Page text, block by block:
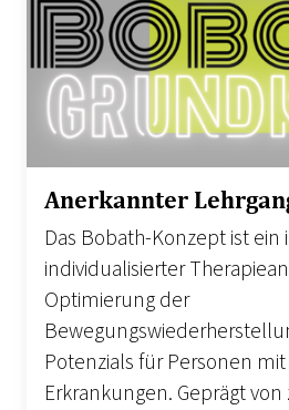
Anerkannter
Das Bobath-Konzept ist ein
individualisierter
Optimierung der
Potenzials für Personen
Erkrankungen. Geprägt von